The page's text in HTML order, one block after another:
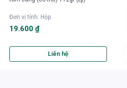
Đơn vị tính: Hộp
19.600 ₫
Liên hệ